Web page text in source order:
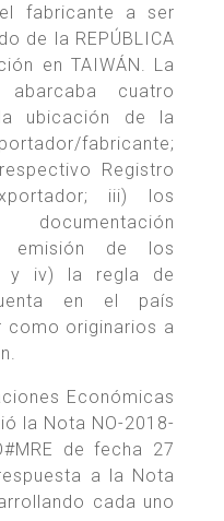
fabricante a ser
de la REPÚBLICA
en TAIWÁN. La
abarcaba cuatro
ubicación de la
fabricante;
Registro
iii) los
emisión de los
y iv) la regla de
en el país
como originarios a
Económicas
la Nota NO-2018-
de fecha 27
a la Nota
cada uno